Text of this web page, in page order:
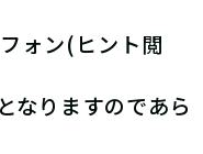
ォン(ヒント閲
なりますのであら